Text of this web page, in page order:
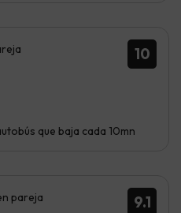
10
que baja cada 10mn
9.1
pareja